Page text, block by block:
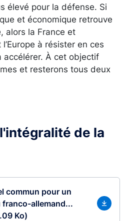
élevé pour la défense. Si
et économique retrouve
alors la France et
à résister en ces
À cet objectif
et resterons tous deux
de la
commun pour un
franco-allemand...
Ko)